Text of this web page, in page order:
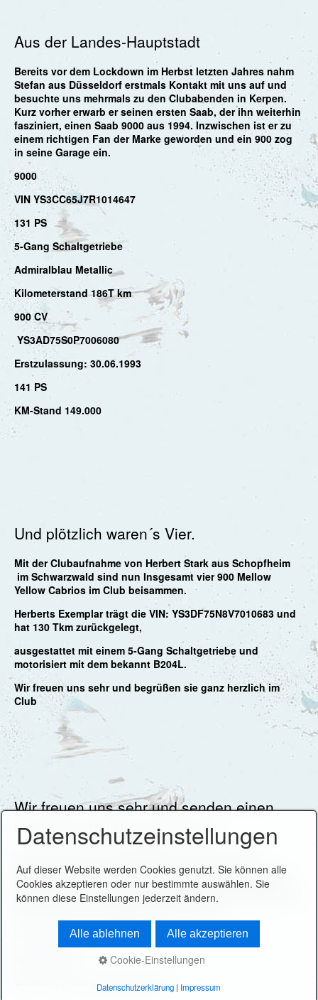
Aus der Landes-Hauptstadt
Bereits vor dem Lockdown im Herbst letzten Jahres nahm
Stefan aus Düsseldorf erstmals Kontakt mit uns auf und
besuchte uns mehrmals zu den Clubabenden in Kerpen.
Kurz vorher erwarb er seinen ersten Saab, der ihn weiterhin
fasziniert, einen Saab 9000 aus 1994. Inzwischen ist er zu
einem richtigen Fan der Marke geworden und ein 900 zog
in seine Garage ein.
9000
VIN YS3CC65J7R1014647
131 PS
5-Gang Schaltgetriebe
Admiralblau Metallic
Kilometerstand 186T km
900 CV
YS3AD75S0P7006080
Erstzulassung: 30.06.1993
141 PS
KM-Stand 149.000
Und plötzlich waren´s Vier.
Mit der Clubaufnahme von Herbert Stark aus Schopfheim
im Schwarzwald sind nun Insgesamt vier 900 Mellow
Yellow Cabrios im Club beisammen.
Herberts Exemplar trägt die VIN: YS3DF75N8V7010683 und
hat 130 Tkm zurückgelegt,
ausgestattet mit einem 5-Gang Schaltgetriebe und
motorisiert mit dem bekannt B204L.
Wir freuen uns sehr und begrüßen sie ganz herzlich im
Club
Wir freuen uns sehr und senden einen
herzlichen Willkommensgruß
Andreas auf schriftlichen und elektronischen Wegen zur
Mitgliedschaft bei den Saabfreunden. Von der Sieg an die
Erft. Andreas ist in Siegen zu Hause und fährt ein Saab 900
VIN: YS3AL75L6N7004472
Getriebe: 5-Gang Schaltgetriebe
Datenschutzeinstellungen
Auf dieser Website werden Cookies genutzt. Sie können alle
Cookies akzeptieren oder nur bestimmte auswählen. Sie
können diese Einstellungen jederzeit ändern.
Alle ablehnen Alle akzeptieren
Cookie-Einstellungen
Datenschutzerklärung | Impressum